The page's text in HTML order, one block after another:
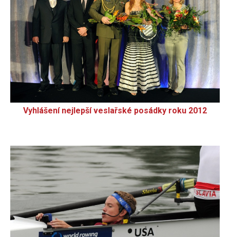
Vyhlášení nejlepší veslařské posádky roku 2012